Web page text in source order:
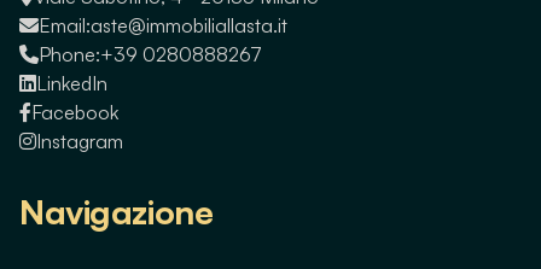
Email:aste@immobiliallasta.it
Phone:+39 0280888267
LinkedIn
Facebook
Instagram
Navigazione